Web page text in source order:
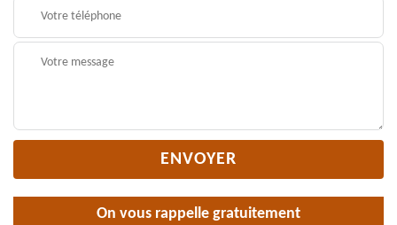
On vous rappelle gratuitement